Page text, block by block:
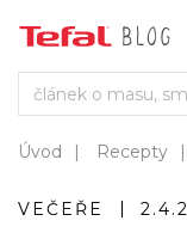
Úvod Recepty
VEČEŘE